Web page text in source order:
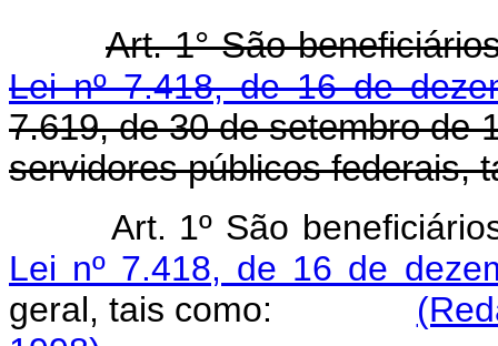
Art. 1° São
Lei nº 7.418, de 16 de
7.619, de 30 de setembro de
servidores públicos federais,
Art. 1º São
Lei nº 7.418, de 16 de
geral, tais como: